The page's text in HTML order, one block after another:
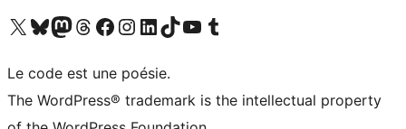
Visit our X (formerly Twitter) account
Visit our Bluesky account
Visit our Mastodon account
Visit our Threads account
Visit our Facebook page
Visit our Instagram account
Visit our LinkedIn account
Visit our TikTok account
Visit our YouTube channel
Visit our Tumblr account
Le code est une poésie.
The WordPress® trademark is the intellectual property